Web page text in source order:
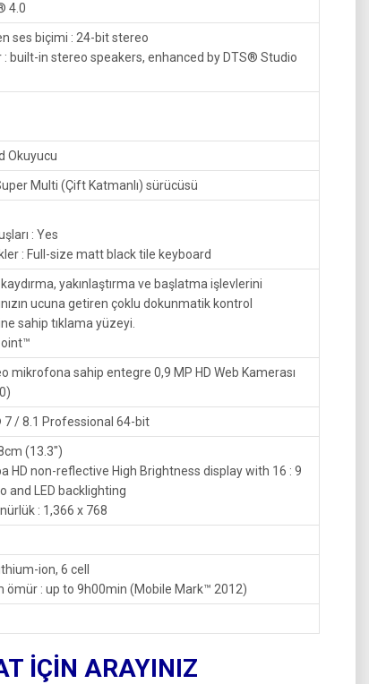
4.0
ses biçimi : 24-bit stereo
: built-in stereo speakers, enhanced by DTS® Studio
Okuyucu
Multi (Çift Katmanlı) sürücüsü
: Yes
: Full-size matt black tile keyboard
yakınlaştırma ve başlatma işlevlerini
ucuna getiren çoklu dokunmatik kontrol
sahip tıklama yüzeyi.
mikrofona sahip entegre 0,9 MP HD Web Kamerası
/ 8.1 Professional 64-bit
(13.3″)
HD non-reflective High Brightness display with 16 : 9
and LED backlighting
: 1,366 x 768
ion, 6 cell
ömür : up to 9h00min (Mobile Mark™ 2012)
İÇİN ARAYINIZ